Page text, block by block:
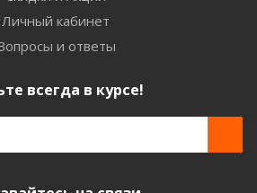
Личный кабинет
и ответы
всегда в курсе!